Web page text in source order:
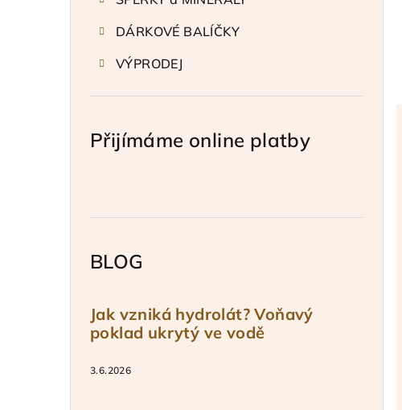
DÁRKOVÉ BALÍČKY
VÝPRODEJ
Přijímáme online platby
BLOG
Jak vzniká hydrolát? Voňavý
poklad ukrytý ve vodě
3.6.2026